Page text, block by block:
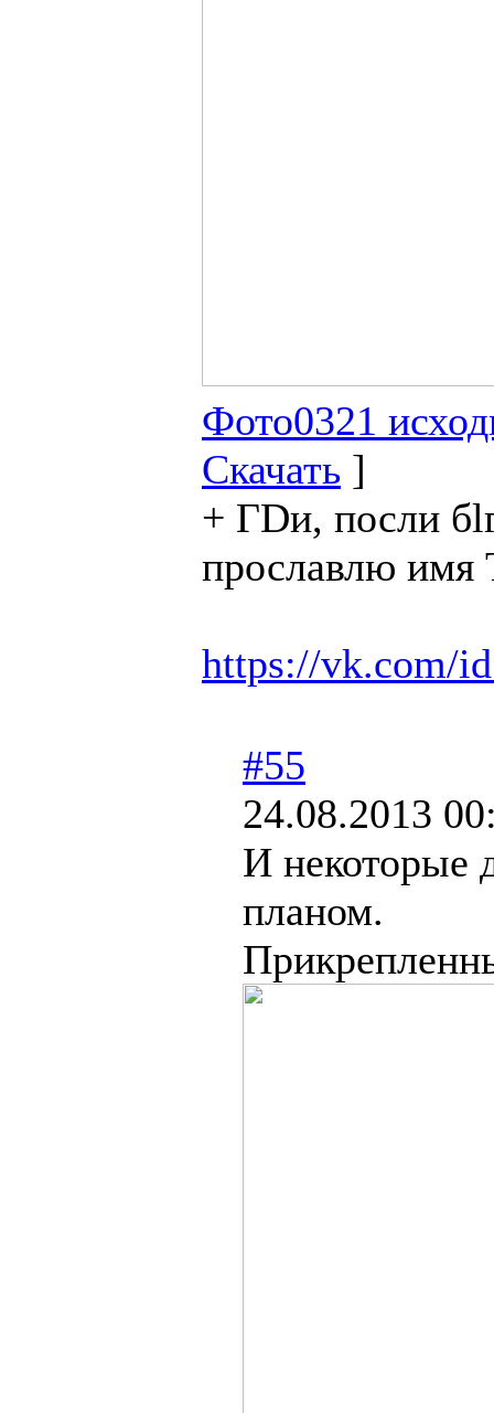
Фото0321
Скачать ]
+ ГDи, посли
прослaвлю имя
https://vk.com/
#55
24.08.2013
И некоторые
планом.